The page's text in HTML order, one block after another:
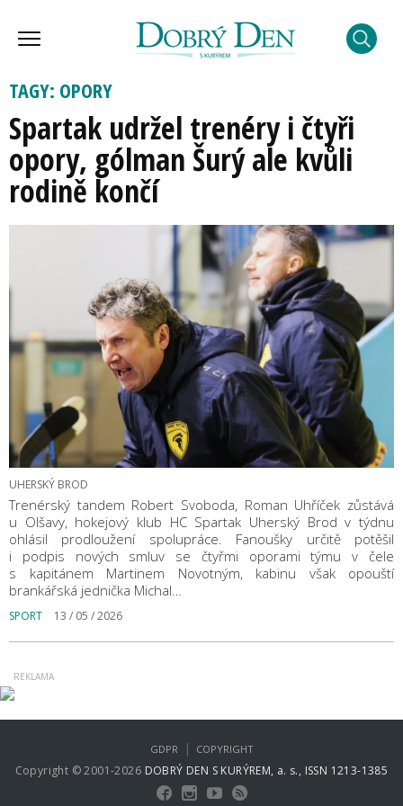
TAGY: OPORY
Spartak udržel trenéry i čtyři
opory, gólman Šurý ale kvůli
rodině končí
UHERSKÝ BROD
Trenérský tandem Robert Svoboda, Roman Uhříček zůstává
u Olšavy, hokejový klub HC Spartak Uherský Brod v týdnu
ohlásil prodloužení spolupráce. Fanoušky určitě potěšil
i podpis nových smluv se čtyřmi oporami týmu v čele
s kapitánem Martinem Novotným, kabinu však opouští
brankářská jednička Michal…
SPORT 13 / 05 / 2026
Copyright © 2001-2026 DOBRÝ DEN S KURÝREM, a. s., ISSN 1213-1385
GDPR | COPYRIGHT